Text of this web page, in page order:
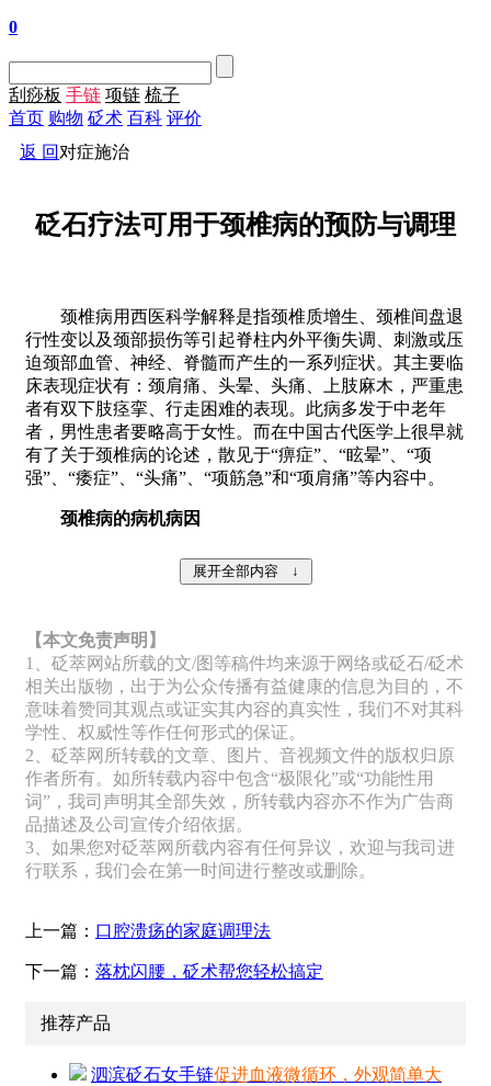
0
刮痧板 手链 项链 梳子
首页 购物 砭术 百科 评价
返 回 对症施治
砭石疗法可用于颈椎病的预防与调理
颈椎病用西医科学解释是指颈椎质增生、颈椎间盘退
行性变以及颈部损伤等引起脊柱内外平衡失调、刺激或压
迫颈部血管、神经、脊髓而产生的一系列症状。其主要临
床表现症状有：颈肩痛、头晕、头痛、上肢麻木，严重患
者有双下肢痉挛、行走困难的表现。此病多发于中老年
者，男性患者要略高于女性。而在中国古代医学上很早就
有了关于颈椎病的论述，散见于“痹症”、“眩晕”、“项
强”、“痿症”、“头痛”、“项筋急”和“项肩痛”等内容中。
颈椎病的病机病因
【本文免责声明】
1、砭萃网站所载的文/图等稿件均来源于网络或砭石/砭术
相关出版物，出于为公众传播有益健康的信息为目的，不
意味着赞同其观点或证实其内容的真实性，我们不对其科
学性、权威性等作任何形式的保证。
2、砭萃网所转载的文章、图片、音视频文件的版权归原
作者所有。如所转载内容中包含“极限化”或“功能性用
词”，我司声明其全部失效，所转载内容亦不作为广告商
品描述及公司宣传介绍依据。
3、如果您对砭萃网所载内容有任何异议，欢迎与我司进
行联系，我们会在第一时间进行整改或删除。
上一篇： 口腔溃疡的家庭调理法
下一篇： 落枕闪腰，砭术帮您轻松搞定
推荐产品
泗滨砭石女手链促进血液微循环，外观简单大